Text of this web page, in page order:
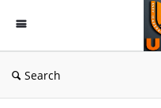
Search